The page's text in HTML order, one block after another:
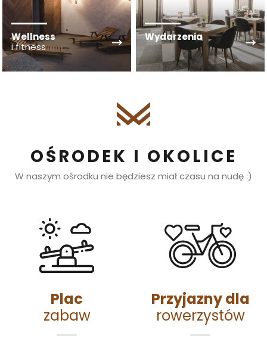
Wellness
i fitness
Wydarzenia
OŚRODEK I OKOLICE
W naszym ośrodku nie będziesz miał czasu na nudę :)
Plac
zabaw
Przyjazny dla
rowerzystów